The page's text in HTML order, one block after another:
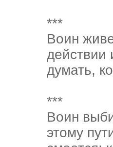
***
Воин
действии
думать,
***
Воин
этому